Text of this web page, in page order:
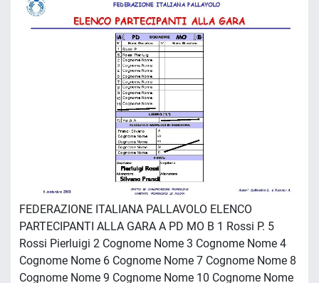
FEDERAZIONE ITALIANA PALLAVOLO ELENCO
PARTECIPANTI ALLA GARA A PD MO B 1 Rossi P. 5
Rossi Pierluigi 2 Cognome Nome 3 Cognome Nome 4
Cognome Nome 6 Cognome Nome 7 Cognome Nome 8
Cognome Nome 9 Cognome Nome 10 Cognome Nome